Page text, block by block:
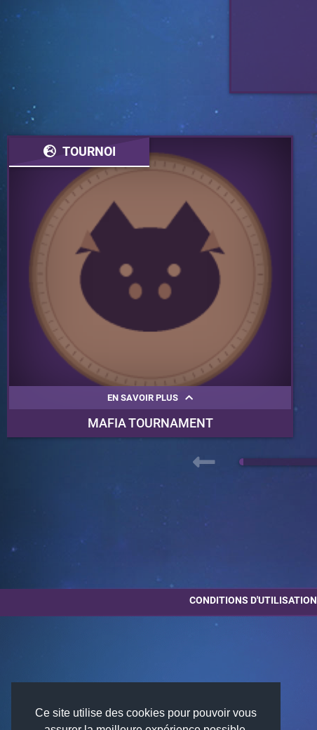
Ce site utilise des cookies pour pouvoir vous
MAFIA TOURNAMENT
TOURNOI
EN SAVOIR PLUS
DATE DU PROCHAIN MATCH
09/08/2026
SERVEUR DU TOURNOI
TOURNOI
CONDITIONS D'UTILISATION